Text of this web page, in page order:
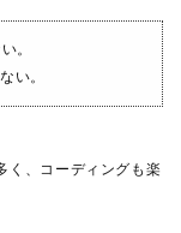
。
い。
く、コーディングも楽